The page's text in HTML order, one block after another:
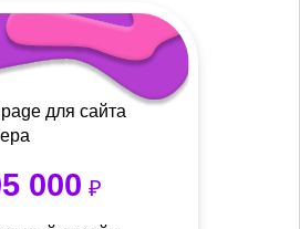
для сайта
000 ₽